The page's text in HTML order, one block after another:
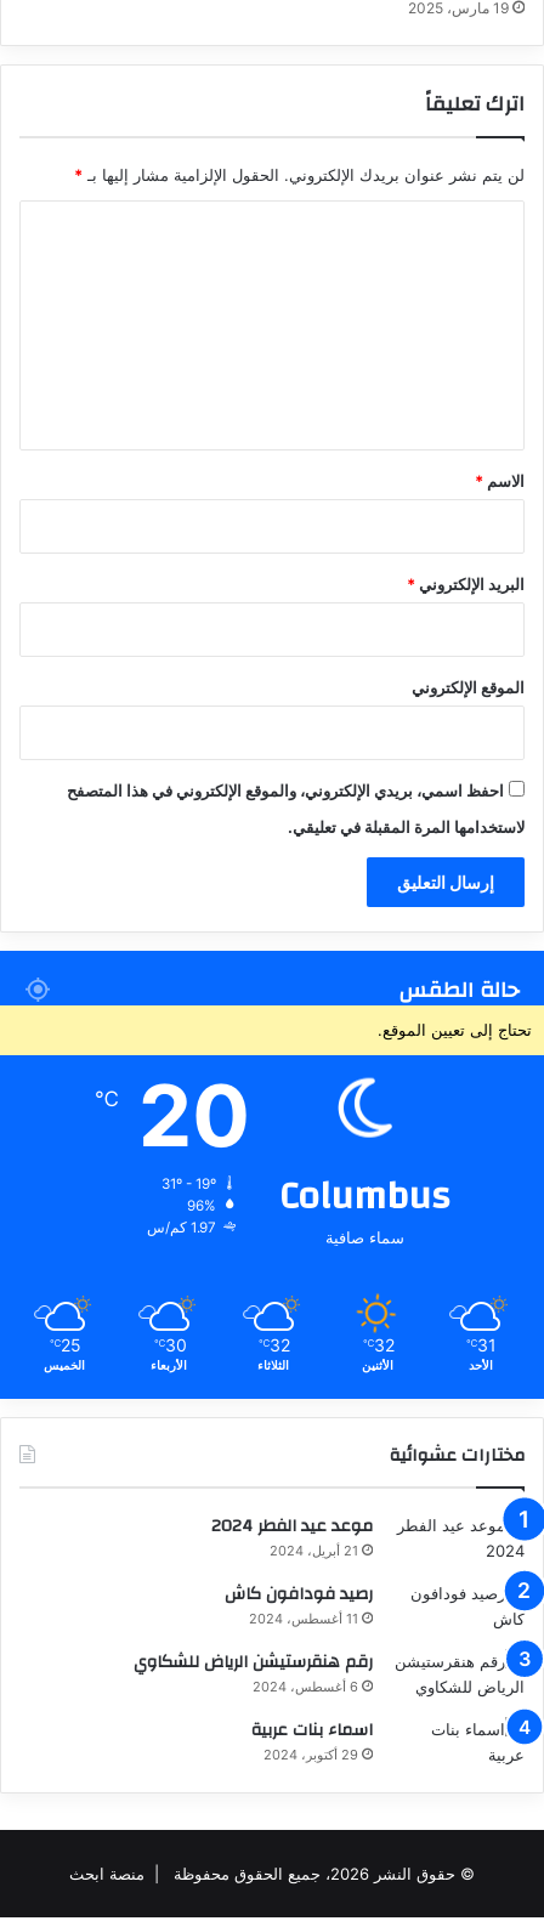
19 مارس، 2025
اترك تعليقاً
لن يتم نشر عنوان بريدك الإلكتروني. الحقول الإلزامية مشار إليها بـ *
*
الاسم *
البريد الإلكتروني*
الموقع الإلكتروني
احفظ اسمي، بريدي الإلكتروني، والموقع الإلكتروني في هذا المتصفح
لاستخدامها المرة المقبلة في تعليقي.
حالة الطقس
تحتاج إلى تعيين الموقع.
Columbus
سماء صافية
20
℃
96%
1.97 كم/س
31
℃
الأحد
32
℃
الأثنين
32
℃
الثلاثاء
30
℃
الأربعاء
25
℃
الخميس
مختارات عشوائية
موعد عيد الفطر 2024
21 أبريل، 2024
رصيد فودافون كاش
11 أغسطس، 2024
رقم هنقرستيشن الرياض للشكاوي
6 أغسطس، 2024
اسماء بنات عربية
29 أكتوبر، 2024
© حقوق النشر 2026، جميع الحقوق محفوظة | منصة ابحث